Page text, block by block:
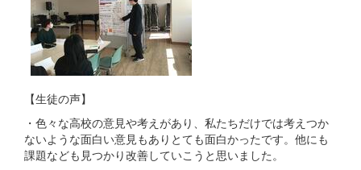
【生徒の声】
・色々な高校の意見や考えがあり、私たちだけでは考えつか
ないような面白い意見もありとても面白かったです。他にも
課題なども見つかり改善していこうと思いました。